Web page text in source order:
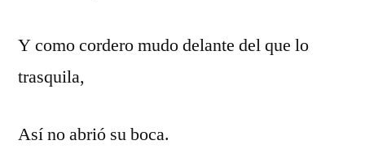
Y como cordero mudo delante del que lo
trasquila,
Así no abrió su boca.